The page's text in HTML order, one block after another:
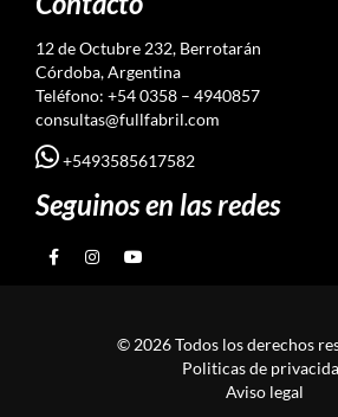
12 de Octubre 232, Berrotarán
Córdoba, Argentina
Teléfono: +54 0358 – 4940857
consultas@fullfabril.com
+5493585617582
Seguinos en las redes
© 2026 Todos los derechos
Politicas de
Aviso legal